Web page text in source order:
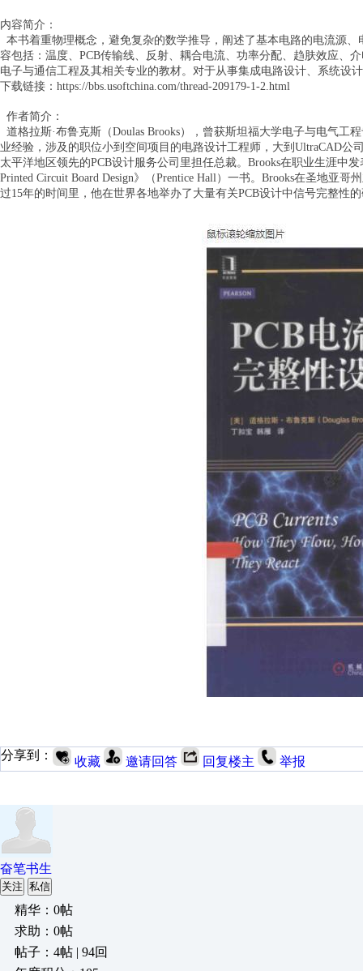
内容简介：
本书着重物理概念，避免复杂的数学推导，阐述了基本电路的电流源
容包括：温度、PCB传输线、反射、耦合电流、功率分配、趋肤效应、
电子与通信工程及其相关专业的教材。对于从事集成电路设计、系统设
下载链接： https://bbs.usoftchina.com/thread-209179-1-2.html
作者简介：
道格拉斯·布鲁克斯（Doulas Brooks），曾获斯坦福大学电子与电气
业经验，涉及的职位小到空间项目的电路设计工程师，大到UltraCAD
太平洋地区领先的PCB设计服务公司里担任总裁。Brooks在职业生涯中
Printed Circuit Board Design》（Prentice Hall）一书。Brooks在圣地亚
过15年的时间里，他在世界各地举办了大量有关PCB设计中信号完整性
分享到： 收藏 邀请回答 回复楼主 举报
奋笔书生
关注 私信
精华：0帖
求助：0帖
帖子：4帖 | 94回